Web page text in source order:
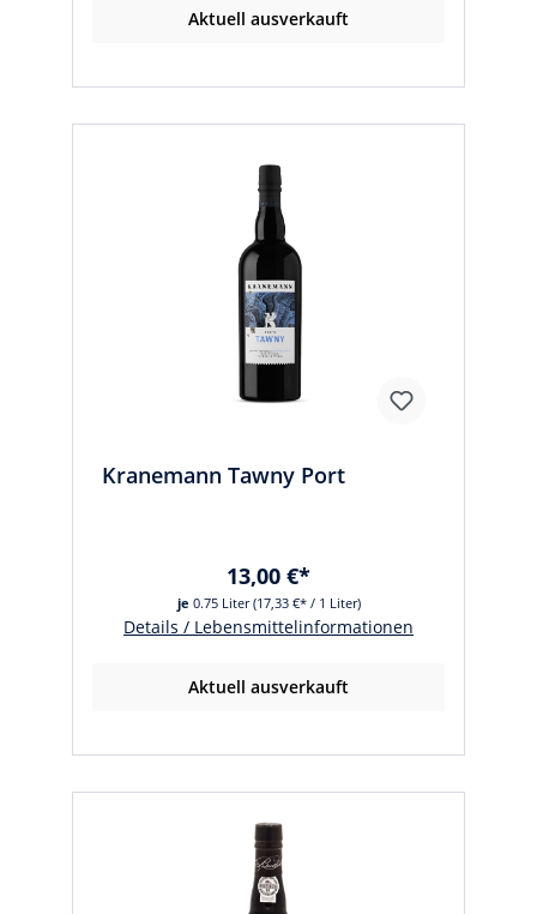
Aktuell ausverkauft
Kranemann Tawny Port
je 0.75 Liter(17,33 €* / 1 Liter)
13,00 €*
Details / Lebensmittelinformationen
Aktuell ausverkauft